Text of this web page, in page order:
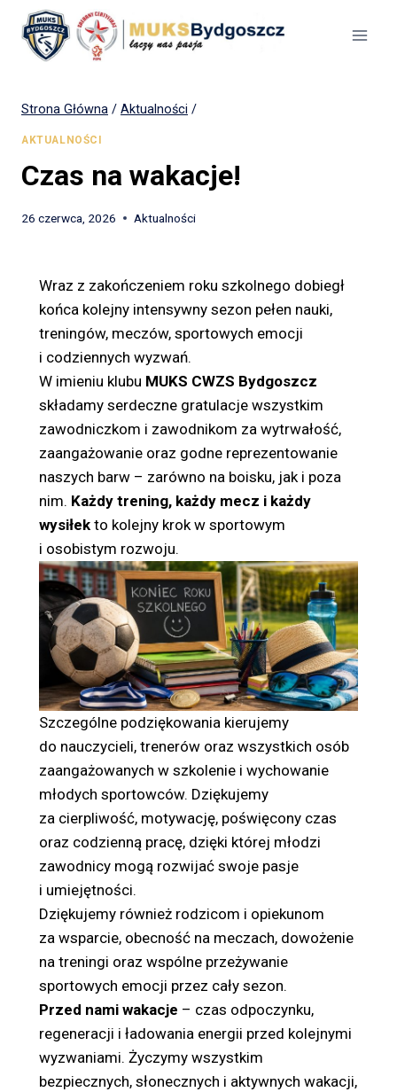
Strona Główna / Aktualności /
AKTUALNOŚCI
Czas na wakacje!
26 czerwca, 2026 Aktualności
Wraz z zakończeniem roku szkolnego dobiegł
końca kolejny intensywny sezon pełen nauki,
treningów, meczów, sportowych emocji
i codziennych wyzwań.
W imieniu klubu MUKS CWZS Bydgoszcz
składamy serdeczne gratulacje wszystkim
zawodniczkom i zawodnikom za wytrwałość,
zaangażowanie oraz godne reprezentowanie
naszych barw – zarówno na boisku, jak i poza
nim. Każdy trening, każdy mecz i każdy
wysiłek to kolejny krok w sportowym
i osobistym rozwoju.
Szczególne podziękowania kierujemy
do nauczycieli, trenerów oraz wszystkich osób
zaangażowanych w szkolenie i wychowanie
młodych sportowców. Dziękujemy
za cierpliwość, motywację, poświęcony czas
oraz codzienną pracę, dzięki której młodzi
zawodnicy mogą rozwijać swoje pasje
i umiejętności.
Dziękujemy również rodzicom i opiekunom
za wsparcie, obecność na meczach, dowożenie
na treningi oraz wspólne przeżywanie
sportowych emocji przez cały sezon.
Przed nami wakacje – czas odpoczynku,
regeneracji i ładowania energii przed kolejnymi
wyzwaniami. Życzymy wszystkim
bezpiecznych, słonecznych i aktywnych wakacji,